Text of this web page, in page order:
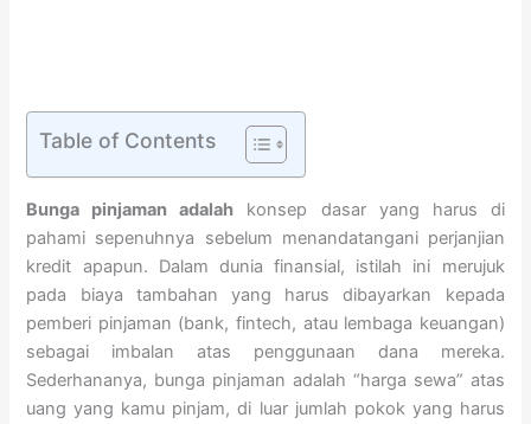
Table of Contents
Bunga pinjaman adalah konsep dasar yang harus di
pahami sepenuhnya sebelum menandatangani perjanjian
kredit apapun. Dalam dunia finansial, istilah ini merujuk
pada biaya tambahan yang harus dibayarkan kepada
pemberi pinjaman (bank, fintech, atau lembaga keuangan)
sebagai imbalan atas penggunaan dana mereka.
Sederhananya, bunga pinjaman adalah “harga sewa” atas
uang yang kamu pinjam, di luar jumlah pokok yang harus